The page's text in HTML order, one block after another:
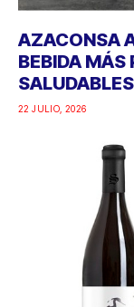
AZACONSA
BEBIDA MÁS
SALUDABLES
22 JULIO, 2026